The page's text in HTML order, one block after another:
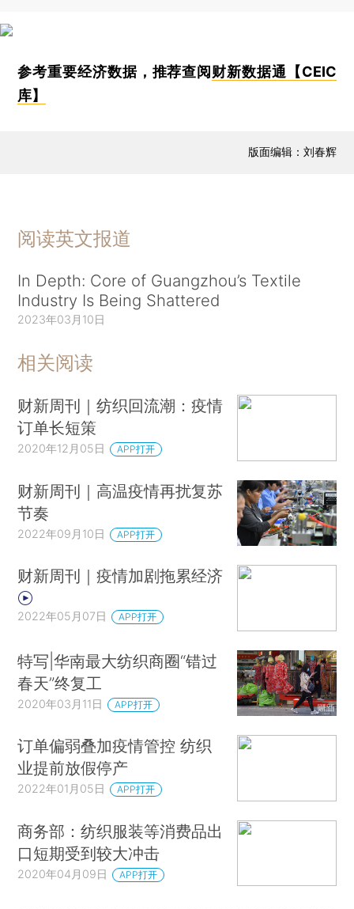
参考重要经济数据，推荐查阅 财新数据通【CEIC
库】
版面编辑：刘春辉
阅读英文报道
In Depth: Core of Guangzhou’s Textile
Industry Is Being Shattered
2023年03月10日
相关阅读
财新周刊｜纺织回流潮：疫情
订单长短策
2020年12月05日 APP打开
财新周刊｜高温疫情再扰复苏
节奏
2022年09月10日 APP打开
财新周刊｜疫情加剧拖累经济
2022年05月07日 APP打开
特写|华南最大纺织商圈“错过
春天”终复工
2020年03月11日 APP打开
订单偏弱叠加疫情管控 纺织
业提前放假停产
2022年01月05日 APP打开
商务部：纺织服装等消费品出
口短期受到较大冲击
2020年04月09日 APP打开